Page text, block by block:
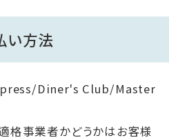
い方法
Diner's Club/Master
格事業者かどうかはお客様